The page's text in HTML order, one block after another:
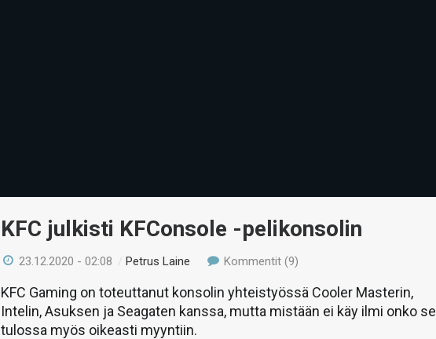
KFC julkisti KFConsole -pelikonsolin
23.12.2020 - 02:08 /Petrus Laine Kommentit (9)
KFC Gaming on toteuttanut konsolin yhteistyössä Cooler Masterin,
Intelin, Asuksen ja Seagaten kanssa, mutta mistään ei käy ilmi onko se
tulossa myös oikeasti myyntiin.